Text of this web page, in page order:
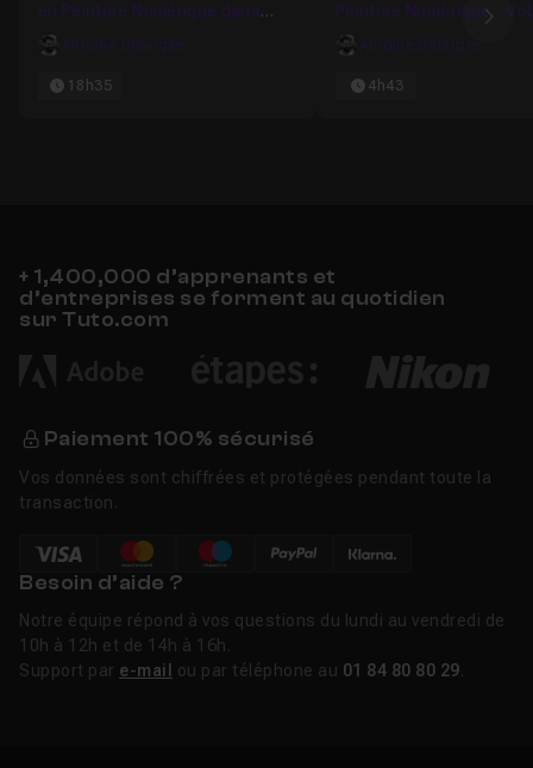
en Peinture Numérique dans
Photoshop
Antoine Defarges
18h35
Peinture Numérique -
Antoine Defarges
4h43
+ 1,400,000 d’apprenants et
d’entreprises se forment au quotidien
sur Tuto.com
Paiement 100% sécurisé
Vos données sont chiffrées et protégées pendant toute la
transaction.
Besoin d’aide ?
Notre équipe répond à vos questions du lundi au vendredi de
10h à 12h et de 14h à 16h.
Support par e-mail ou par téléphone au 01 84 80 80 29